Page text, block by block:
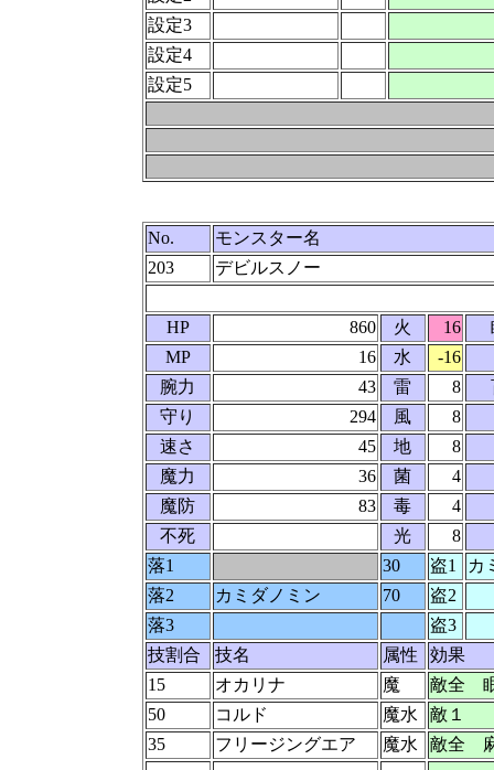
設定3
設定4
設定5
No.
モンスター名
203
デビルスノー
HP 860 火 16
MP
16 水
-16
腕力
43 雷 8
守り
294 風
8
速さ
45 地
8
魔力
36 菌
4
魔防
83 毒
4
不死
光
8
落1
30 盗1
カ
落2
カミダノミン 70
盗2
落3
盗3
技割合
技名 属性
効果
15
オカリナ 魔
敵全
50
コルド 魔水
敵１
35
フリージングエア 魔水 敵全